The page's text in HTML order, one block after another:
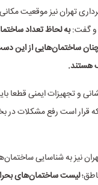
تهران نیز موقعیت
و گفت:به لحاظ تعداد
ساختمان‌هایی از این دست
هستند.
و تجهیزات ایمنی قطعا
است رفع مشکلات در
لیست ساختمان‌های